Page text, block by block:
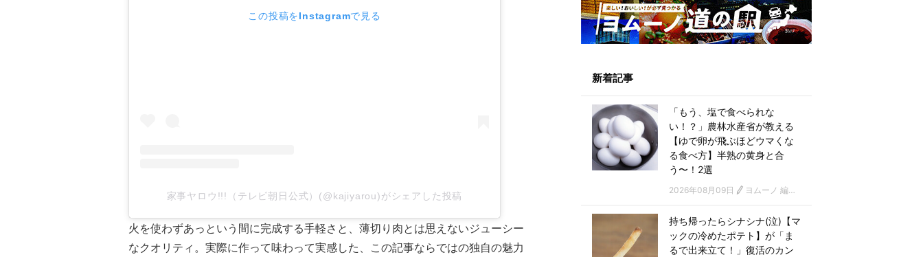
この投稿をInstagramで見る
家事ヤロウ!!!（テレビ朝日公式）(@kajiyarou)がシェアした投稿
火を使わずあっという間に完成する手軽さと、薄切り肉とは思えないジューシー
なクオリティ。実際に作って味わって実感した、この記事ならではの独自の魅力
新着記事
「もう、塩で食べられな
い！？」農林水産省が教える
【ゆで卵が飛ぶほどウマくな
る食べ方】半熟の黄身と合
う〜！2選
2026年08月09日 ヨムーノ 編集部
持ち帰ったらシナシナ(泣)【マ
ックの冷めたポテト】が「ま
るで出来立て！」復活のカン